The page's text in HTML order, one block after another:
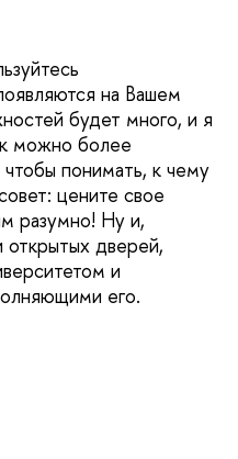
на Вашем
будет много, и я
можно более
понимать, к чему
цените свое
разумно! Ну и,
открытых дверей,
и
его.